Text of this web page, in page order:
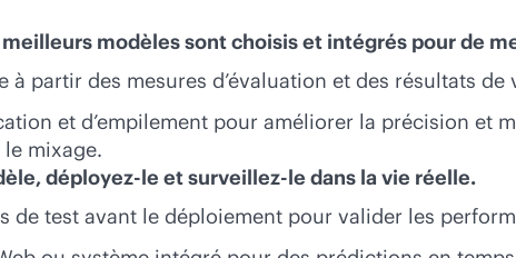
modèles sont choisis et intégrés pour de
partir des mesures d’évaluation et des résultats de
et d’empilement pour améliorer la précision et
mixage.
déployez-le et surveillez-le dans la vie réelle.
de test avant le déploiement pour valider les